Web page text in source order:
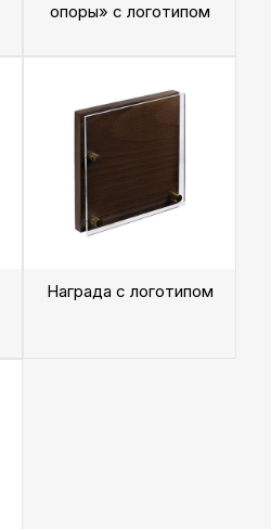
опоры» с логотипом
Награда с логотипом